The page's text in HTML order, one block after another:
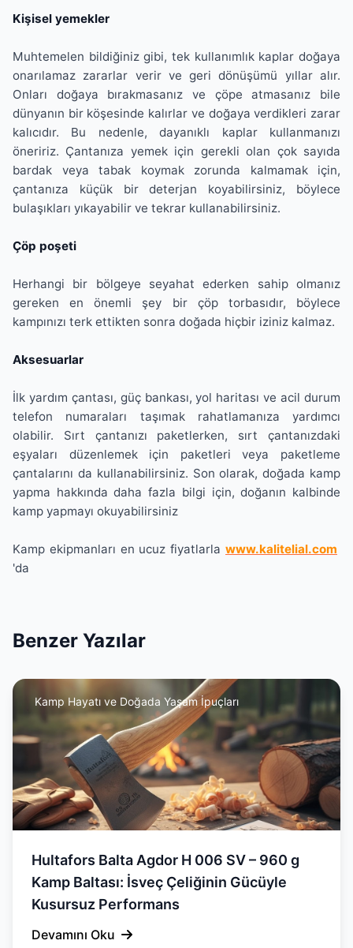
Kişisel yemekler
Muhtemelen bildiğiniz gibi, tek kullanımlık kaplar doğaya
onarılamaz zararlar verir ve geri dönüşümü yıllar alır.
Onları doğaya bırakmasanız ve çöpe atmasanız bile
dünyanın bir köşesinde kalırlar ve doğaya verdikleri zarar
kalıcıdır. Bu nedenle, dayanıklı kaplar kullanmanızı
öneririz. Çantanıza yemek için gerekli olan çok sayıda
bardak veya tabak koymak zorunda kalmamak için,
çantanıza küçük bir deterjan koyabilirsiniz, böylece
bulaşıkları yıkayabilir ve tekrar kullanabilirsiniz.
Çöp poşeti
Herhangi bir bölgeye seyahat ederken sahip olmanız
gereken en önemli şey bir çöp torbasıdır, böylece
kampınızı terk ettikten sonra doğada hiçbir iziniz kalmaz.
Aksesuarlar
İlk yardım çantası, güç bankası, yol haritası ve acil durum
telefon numaraları taşımak rahatlamanıza yardımcı
olabilir. Sırt çantanızı paketlerken, sırt çantanızdaki
eşyaları düzenlemek için paketleri veya paketleme
çantalarını da kullanabilirsiniz. Son olarak, doğada kamp
yapma hakkında daha fazla bilgi için, doğanın kalbinde
kamp yapmayı okuyabilirsiniz
Kamp ekipmanları en ucuz fiyatlarla www.kalitelial.com
'da
Benzer Yazılar
Kamp Hayatı ve Doğada Yaşam İpuçları
Hultafors Balta Agdor H 006 SV – 960 g
Kamp Baltası: İsveç Çeliğinin Gücüyle
Kusursuz Performans
Devamını Oku